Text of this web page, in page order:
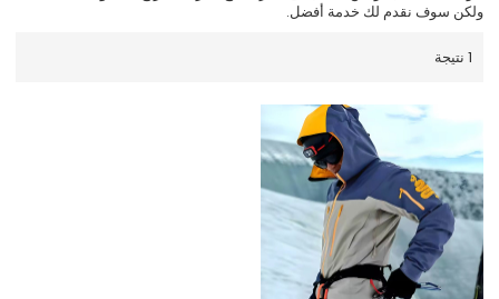
ولكن سوف نقدم لك خدمة أفضل.
1 نتيجة